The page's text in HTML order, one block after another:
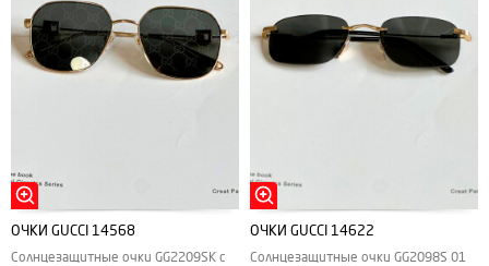
ОЧКИ GUCCI 14568
Солнцезащитные очки GG2209SK с
ОЧКИ GUCCI 14622
Солнцезащитные очки GG2098S 01